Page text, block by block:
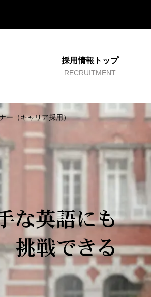
採用情報トップ
RECRUITMENT
ー（キャリア採用）
な英語にも
挑戦できる